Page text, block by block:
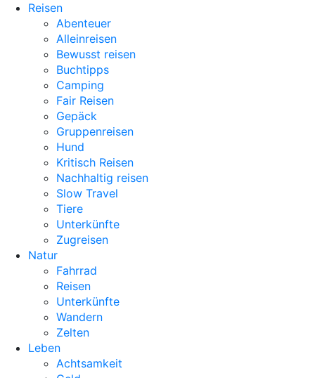
Reisen
Abenteuer
Alleinreisen
Bewusst reisen
Buchtipps
Camping
Fair Reisen
Gepäck
Gruppenreisen
Hund
Kritisch Reisen
Nachhaltig reisen
Slow Travel
Tiere
Unterkünfte
Zugreisen
Natur
Fahrrad
Reisen
Unterkünfte
Wandern
Zelten
Leben
Achtsamkeit